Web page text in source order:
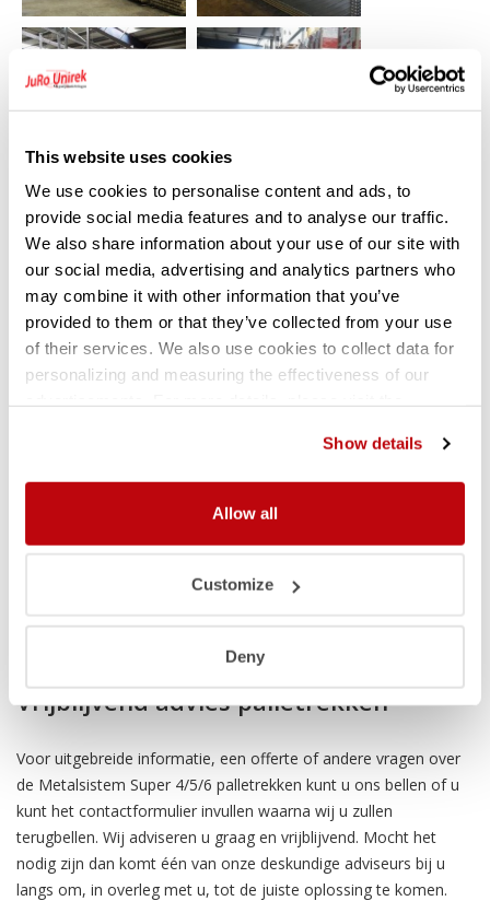
This website uses cookies
We use cookies to personalise content and ads, to
provide social media features and to analyse our traffic.
We also share information about your use of our site with
our social media, advertising and analytics partners who
may combine it with other information that you’ve
provided to them or that they’ve collected from your use
of their services. We also use cookies to collect data for
personalizing and measuring the effectiveness of our
Show details
Allow all
Customize
Deny
Groot (tot zeer groot) draagvermogen
Beschikt voor binnen- en buitenopslag
Geschikt voor elk type magazijn
Geschikt voor elk product op pallet
Vrijblijvend advies palletrekken
Voor uitgebreide informatie, een offerte of andere vragen over
de Metalsistem Super 4/5/6 palletrekken kunt u ons bellen of u
kunt het contactformulier invullen waarna wij u zullen
terugbellen. Wij adviseren u graag en vrijblijvend. Mocht het
nodig zijn dan komt één van onze deskundige adviseurs bij u
langs om, in overleg met u, tot de juiste oplossing te komen.